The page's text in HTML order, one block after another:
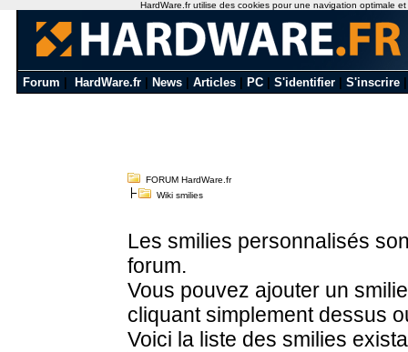
Forum HardWare.fr News Articles PC S'identifier S'inscrire
FORUM HardWare.fr
Wiki smilies
Les smilies personnalisés
forum.
Vous pouvez ajouter un
cliquant simplement dessus
Voici la liste des smilies
HardWare.fr utilise des cookies pour une navigation optimale